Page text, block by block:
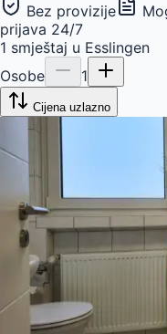
Bez provizije
prijava 24/7
1 smještaj u Esslingen
Osobe
1
Cijena uzlazno